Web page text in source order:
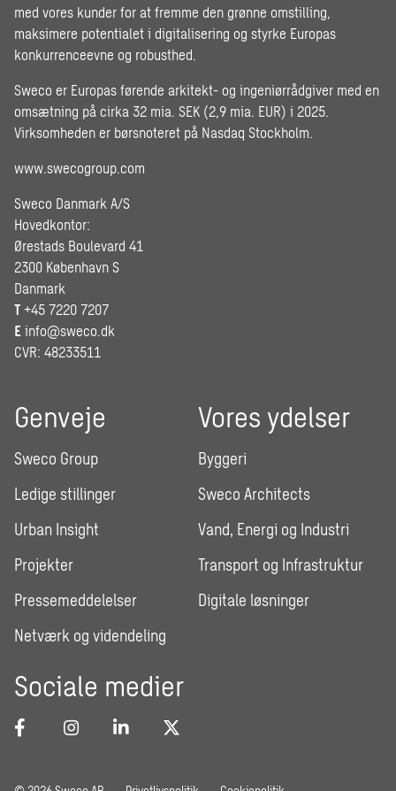
med vores kunder for at fremme den grønne omstilling,
maksimere potentialet i digitalisering og styrke Europas
konkurrenceevne og robusthed.
Sweco er Europas førende arkitekt- og ingeniørrådgiver med en
omsætning på cirka 32 mia. SEK (2,9 mia. EUR) i 2025.
Virksomheden er børsnoteret på Nasdaq Stockholm.
www.swecogroup.com
Sweco Danmark A/S
Hovedkontor:
Ørestads Boulevard 41
2300 København S
Danmark
T +45 7220 7207
E info@sweco.dk
CVR: 48233511
Genveje
Sweco Group
Ledige stillinger
Urban Insight
Projekter
Pressemeddelelser
Netværk og videndeling
Vores ydelser
Byggeri
Sweco Architects
Vand, Energi og Industri
Transport og Infrastruktur
Digitale løsninger
Sociale medier